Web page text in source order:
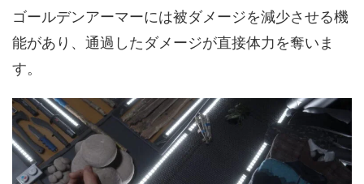
ゴールデンアーマーには被ダメージを減少させる機
能があり、通過したダメージが直接体力を奪いま
す。